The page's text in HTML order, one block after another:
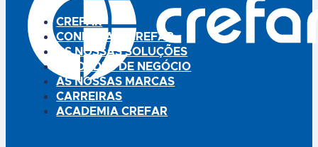
CREFAR
CONHEÇA A CREFAR
AS NOSSAS SOLUÇÕES
UNIDADES DE NEGÓCIO
AS NOSSAS MARCAS
CARREIRAS
ACADEMIA CREFAR